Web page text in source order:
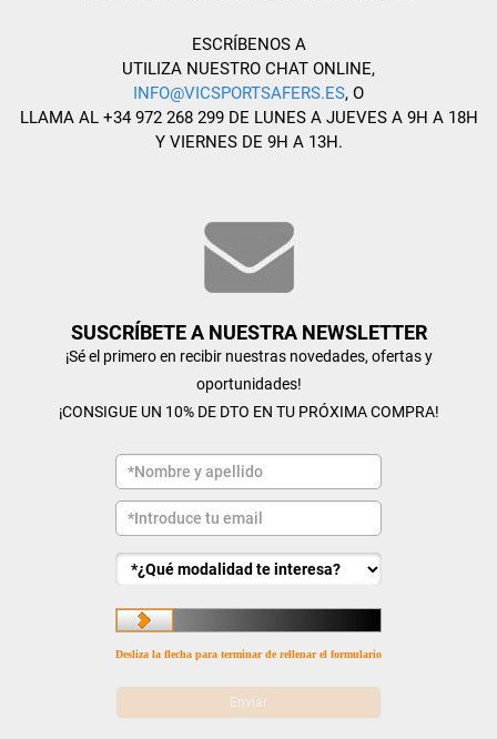
ESCRÍBENOS A
UTILIZA NUESTRO CHAT ONLINE,
INFO@VICSPORTSAFERS.ES, O
LLAMA AL +34 972 268 299 DE LUNES A JUEVES A 9H A 18H
Y VIERNES DE 9H A 13H.
SUSCRÍBETE A NUESTRA NEWSLETTER
¡Sé el primero en recibir nuestras novedades, ofertas y
oportunidades!
¡CONSIGUE UN 10% DE DTO EN TU PRÓXIMA COMPRA!
Desliza la flecha para terminar de rellenar el formulario